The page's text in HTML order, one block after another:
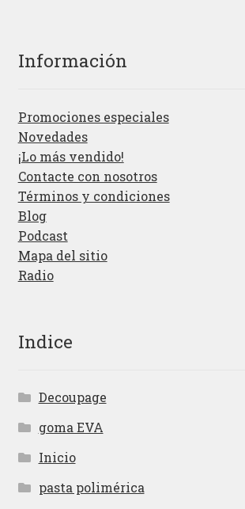
Información
Promociones especiales
Novedades
¡Lo más vendido!
Contacte con nosotros
Términos y condiciones
Blog
Podcast
Mapa del sitio
Radio
Indice
Decoupage
goma EVA
Inicio
pasta polimérica